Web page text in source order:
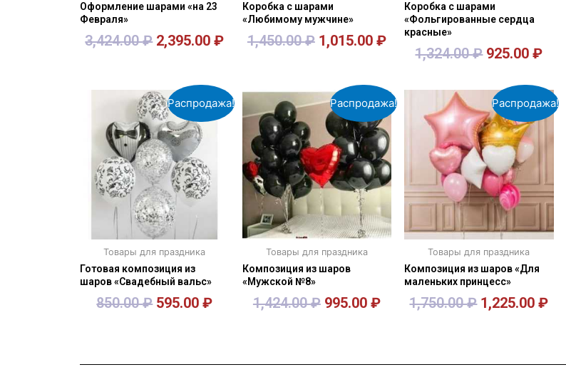
Оформление шарами «на 23
Февраля»
3,424.00₽ 2,395.00₽
Коробка с шарами
«Любимому мужчине»
1,450.00₽ 1,015.00 ₽
Коробка с шарами
«Фольгированные сердца
красные»
1,324.00₽ 925.00₽
Распродажа!
Товары для праздника
Готовая композиция из
шаров «Свадебный вальс»
850.00₽ 595.00₽
Распродажа!
Товары для праздника
Композиция из шаров
«Мужской №8»
1,424.00₽ 995.00 ₽
Распродажа!
Товары для праздника
Композиция из шаров «Для
маленьких принцесс»
1,750.00₽ 1,225.00₽